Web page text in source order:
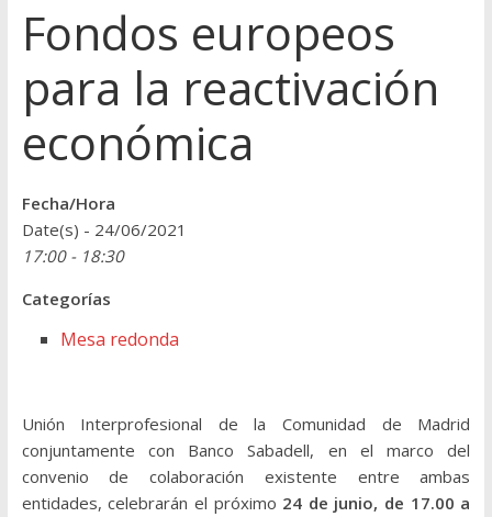
Fondos europeos
para la reactivación
económica
Fecha/Hora
Date(s) - 24/06/2021
17:00 - 18:30
Categorías
Mesa redonda
Unión Interprofesional de la Comunidad de Madrid
conjuntamente con Banco Sabadell, en el marco del
convenio de colaboración existente entre ambas
entidades, celebrarán el próximo 24 de junio, de 17.00 a